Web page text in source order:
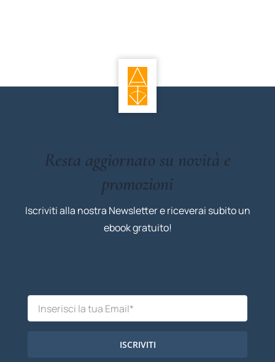
Resta aggiornato su novità e
promozioni
Iscriviti alla nostra Newsletter e riceverai subito un
ebook gratuito!
ISCRIVITI